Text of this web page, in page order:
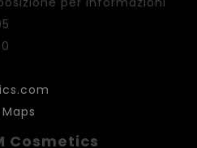
Cosmetics